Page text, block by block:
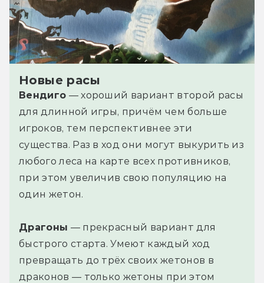
Новые расы
Вендиго — хороший вариант второй расы
для длинной игры, причём чем больше
игроков, тем перспективнее эти
существа. Раз в ход они могут выкурить из
любого леса на карте всех противников,
при этом увеличив свою популяцию на
один жетон.
Драгоны — прекрасный вариант для
быстрого старта. Умеют каждый ход
превращать до трёх своих жетонов в
драконов — только жетоны при этом